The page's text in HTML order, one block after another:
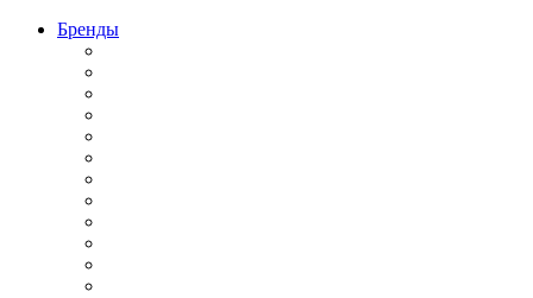
Бренды